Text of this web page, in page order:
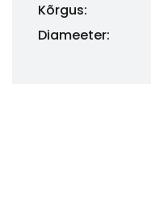
Kõrgus:
Diameeter: